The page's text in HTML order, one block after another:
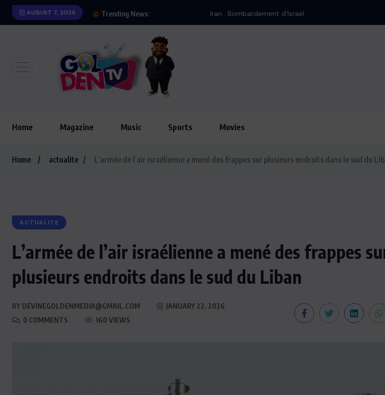
AUGUST 7, 2026 Trending News: Iran : Bombardement d’Israël
Home Magazine Music Sports Movies
Home actualite L’armée de l’air israélienne a mené des frappes sur plusieurs endroits dans le sud du
ACTUALITE
L’armée de l’air israélienne a mené des frappes
plusieurs endroits dans le sud du Liban
BY DEVINEGOLDENMEDIA@GMAIL.COM
JANUARY 22, 2026
0 COMMENTS
160 VIEWS